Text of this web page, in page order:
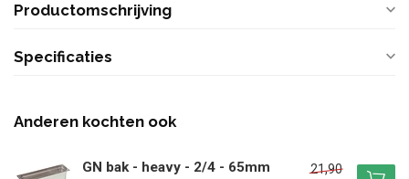
Productomschrijving
Specificaties
Anderen kochten ook
GN bak - heavy - 2/4 - 65mm
21,90